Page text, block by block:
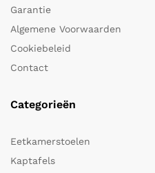
Garantie
Algemene Voorwaarden
Cookiebeleid
Contact
Categorieën
Eetkamerstoelen
Kaptafels